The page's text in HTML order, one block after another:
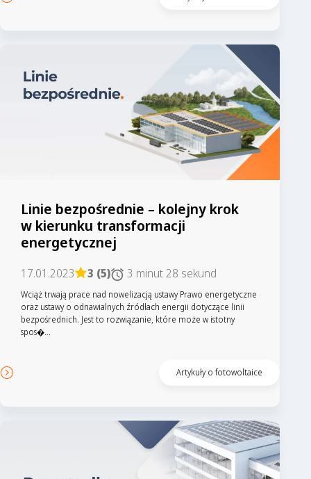
Linie bezpośrednie – kolejny krok
w kierunku transformacji
energetycznej
17.01.2023 3 (5) 3 minut 28 sekund
Wciąż trwają prace nad nowelizacją ustawy Prawo energetyczne
oraz ustawy o odnawialnych źródłach energii dotyczące linii
bezpośrednich. Jest to rozwiązanie, które może w istotny
spos�...
Artykuły o fotowoltaice